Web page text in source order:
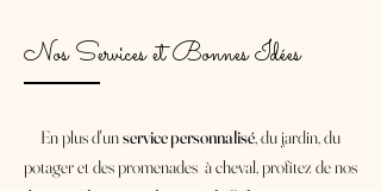
Nos Services et Bonnes Idées
En plus d'unservice personnalisé, du jardin, du
potager et des promenades à cheval, profitez de nos